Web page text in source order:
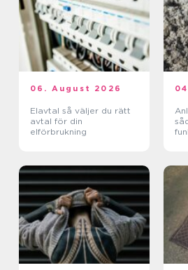
06. August 2026
Elavtal så väljer du rätt
avtal för din
elförbrukning